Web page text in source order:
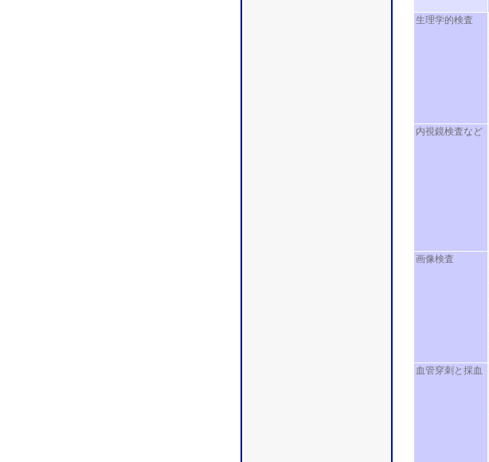
生理学的検査
内視鏡検査など
画像検査
血管穿刺と採血